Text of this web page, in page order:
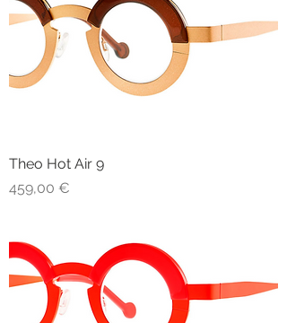
Theo Hot Air 9
Prezzo
459,00 €